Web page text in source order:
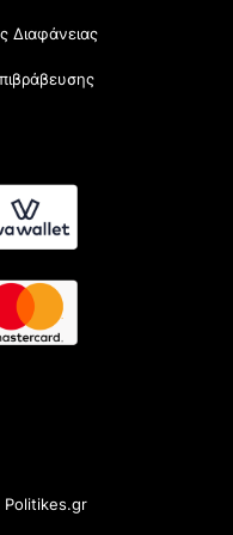
Διαφάνειας
Politikes.gr